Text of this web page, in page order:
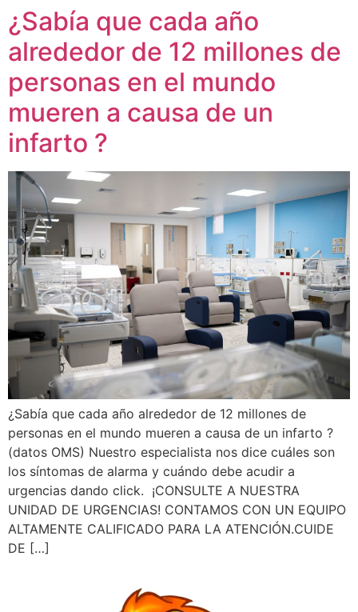
¿Sabía que cada año
alrededor de 12 millones de
personas en el mundo
mueren a causa de un
infarto ?
¿Sabía que cada año alrededor de 12 millones de
personas en el mundo mueren a causa de un infarto ?
(datos OMS) Nuestro especialista nos dice cuáles son
los síntomas de alarma y cuándo debe acudir a
urgencias dando click. ¡CONSULTE A NUESTRA
UNIDAD DE URGENCIAS! CONTAMOS CON UN EQUIPO
ALTAMENTE CALIFICADO PARA LA ATENCIÓN.CUIDE
DE […]